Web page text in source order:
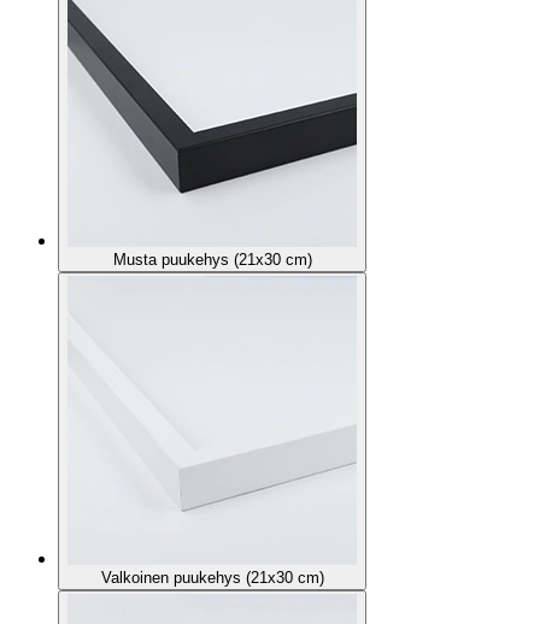
Musta puukehys (21x30 cm)
Valkoinen puukehys (21x30 cm)